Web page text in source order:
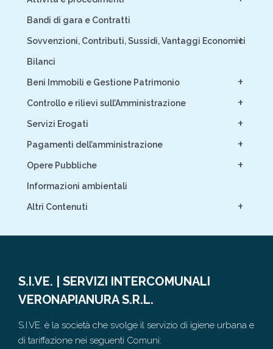
Bandi di gara e Contratti
+
Sovvenzioni, Contributi, Sussidi, Vantaggi Economici
Bilanci
+
Beni Immobili e Gestione Patrimonio
+
Controllo e rilievi sull’Amministrazione
+
Servizi Erogati
+
Pagamenti dell’amministrazione
+
Opere Pubbliche
Informazioni ambientali
+
Altri Contenuti
S.I.VE. | SERVIZI INTERCOMUNALI
VERONAPIANURA S.R.L.
S.I.VE. è la società che svolge il servizio di igiene urbana e
di tariffazione nei seguenti Comuni: